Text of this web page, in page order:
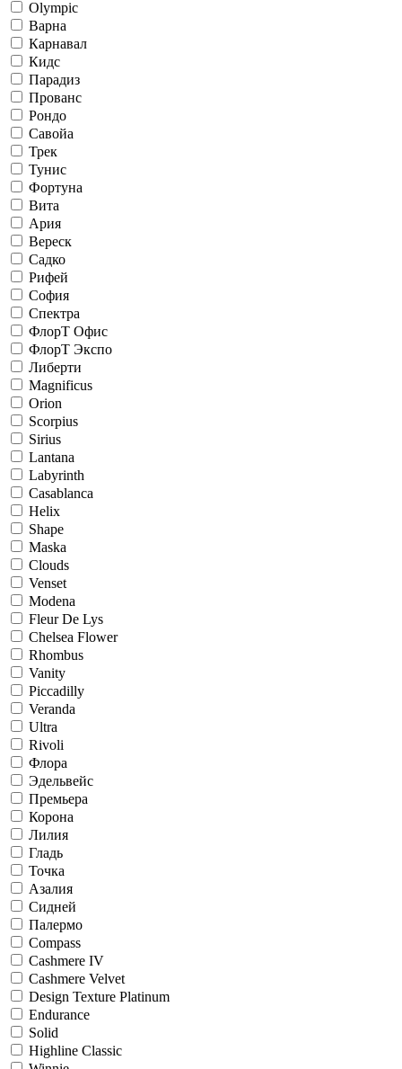
Olympic
Варна
Карнавал
Кидс
Парадиз
Прованс
Рондо
Савойа
Трек
Тунис
Фортуна
Вита
Ария
Вереск
Садко
Рифей
София
Спектра
ФлорТ Офис
ФлорТ Экспо
Либерти
Magnificus
Orion
Scorpius
Sirius
Lantana
Labyrinth
Casablanca
Helix
Shape
Maska
Clouds
Venset
Modena
Fleur De Lys
Chelsea Flower
Rhombus
Vanity
Piccadilly
Veranda
Ultra
Rivoli
Флора
Эдельвейс
Премьера
Корона
Лилия
Гладь
Точка
Азалия
Сидней
Палермо
Compass
Cashmere IV
Cashmere Velvet
Design Texture Platinum
Endurance
Solid
Highline Classic